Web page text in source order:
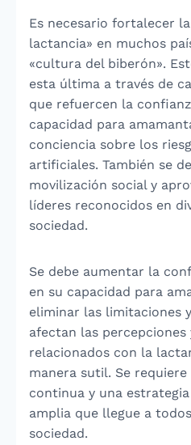
Es necesario fortalecer
lactancia» en muchos
«cultura del biberón».
esta última a través de
que refuercen la
capacidad para
conciencia sobre los
artificiales. También se
movilización social y
líderes reconocidos en
sociedad.
Se debe aumentar la
en su capacidad para
eliminar las limitaciones
afectan las
relacionados con la
manera sutil. Se
continua y una
amplia que llegue a
sociedad.